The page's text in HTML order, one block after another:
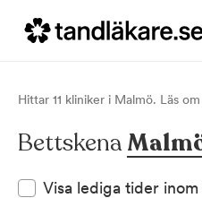
Hittar 11 kliniker i Malmö. Läs
Bettskena
Visa lediga tider inom